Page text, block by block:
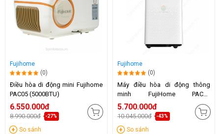
Fujihome
(0)
Điều hòa di động mini Fujihome
PAC05 (5000BTU)
6.550.000đ
8.990.000đ -27%
So sánh
Fujihome
(0)
Máy điều hòa di động thông
minh FujiHome PAC10
(10.000BTU)
5.700.000đ
10.045.000đ -43%
So sánh